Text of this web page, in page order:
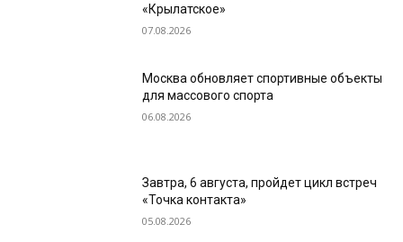
«Крылатское»
07.08.2026
Москва обновляет спортивные объекты
для массового спорта
06.08.2026
Завтра, 6 августа, пройдет цикл встреч
«Точка контакта»
05.08.2026